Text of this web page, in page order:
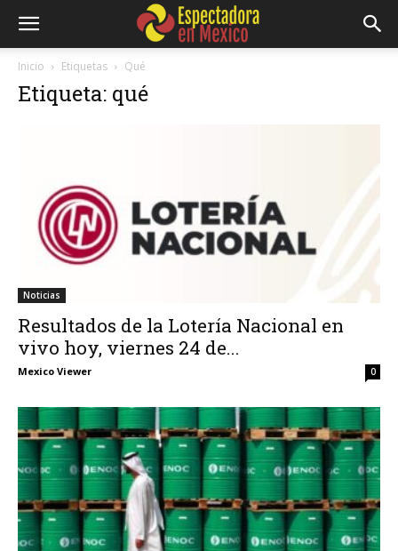
Inicio Etiquetas Qué
Etiqueta: qué
Noticias
Resultados de la Lotería Nacional en
vivo hoy, viernes 24 de...
Mexico Viewer 0